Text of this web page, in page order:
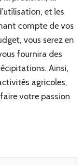
et les
compte de vos
vous serez en
fournira des
Ainsi,
agricoles,
votre passion